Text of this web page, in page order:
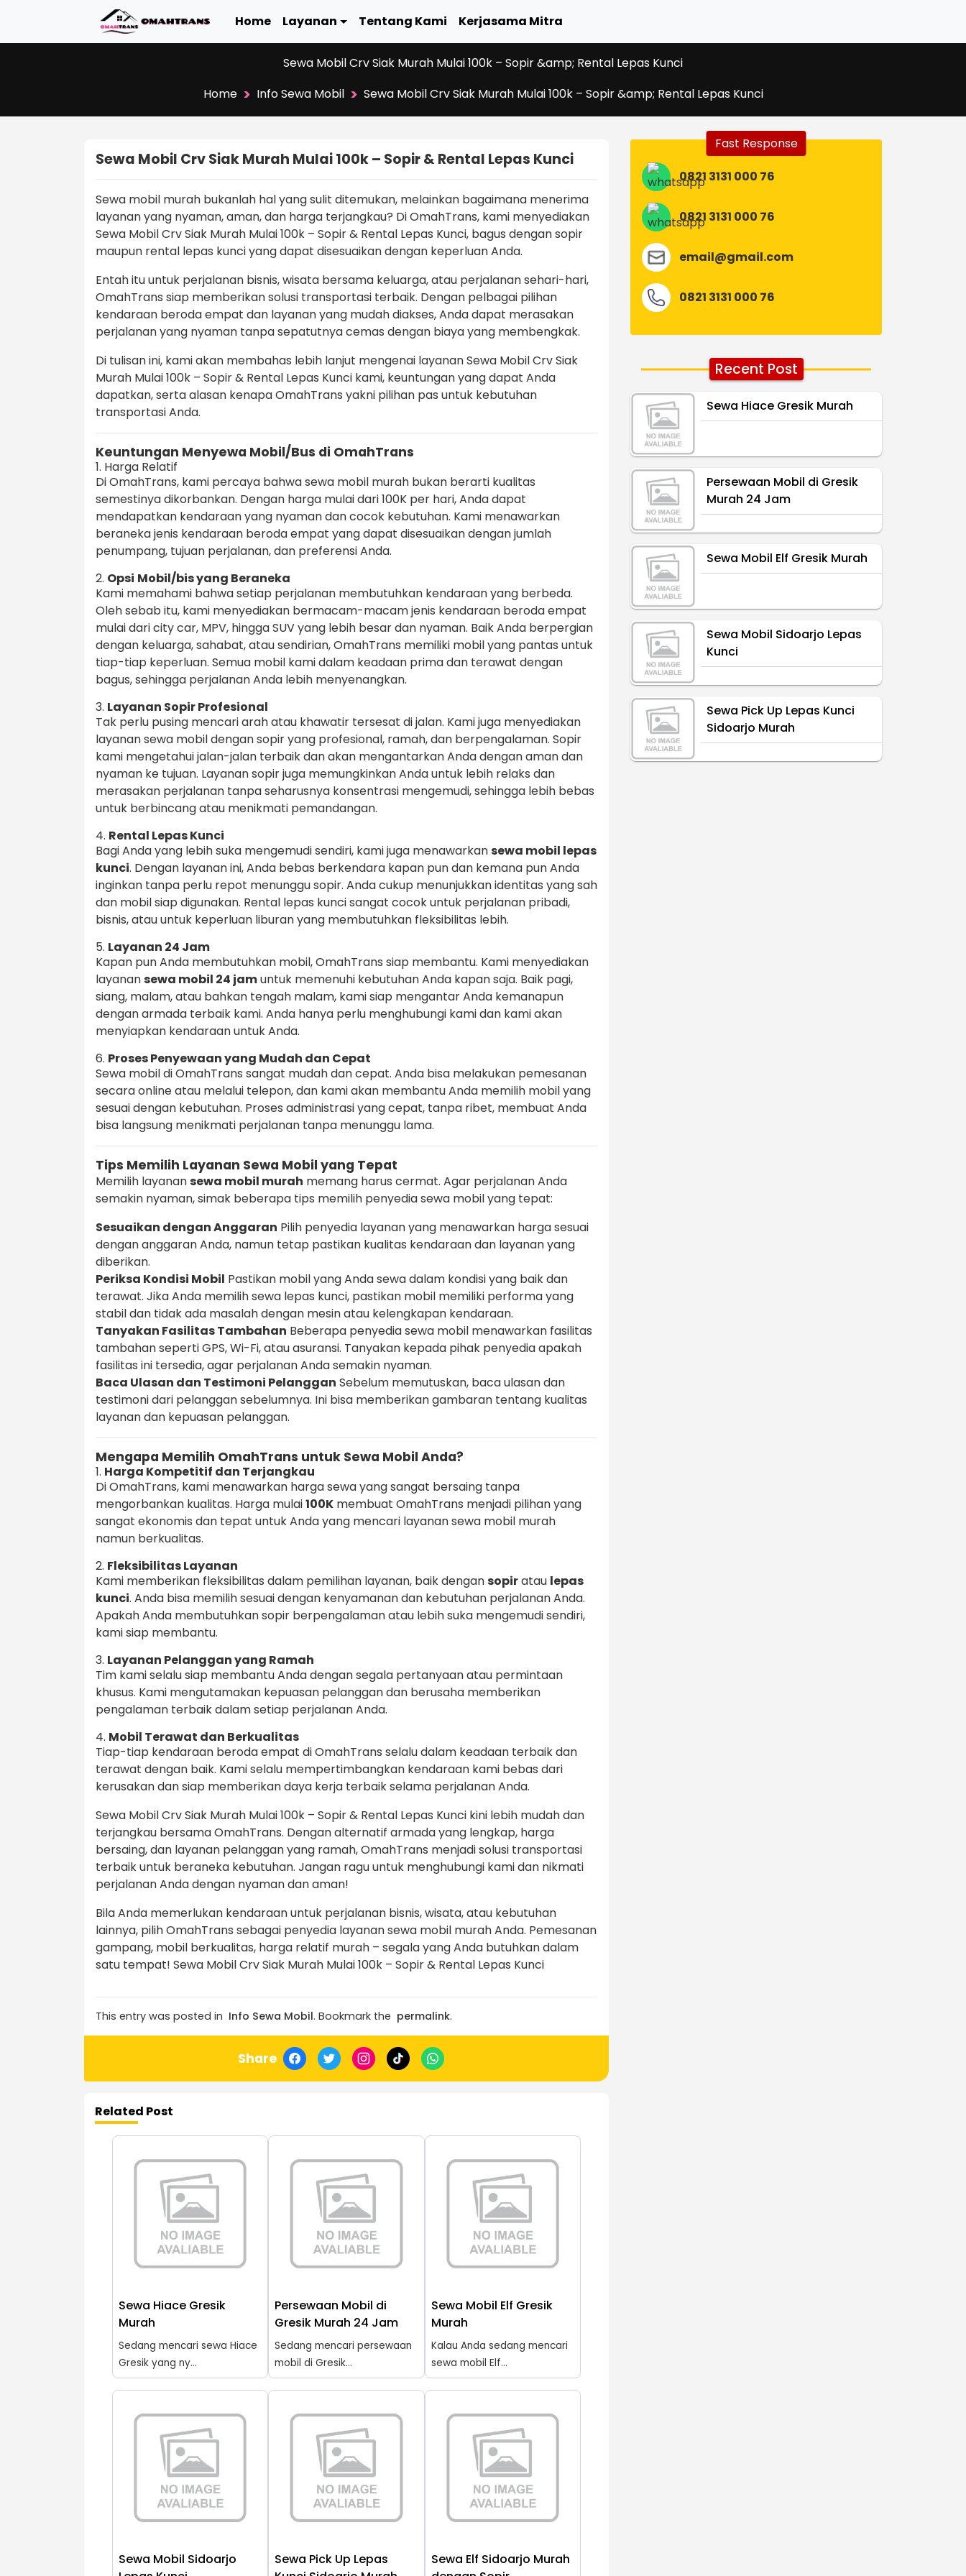
Home Layanan Tentang Kami Kerjasama Mitra
Sewa Mobil Crv Siak Murah Mulai 100k – Sopir &amp; Rental Lepas Kunci
Home > Info Sewa Mobil > Sewa Mobil Crv Siak Murah Mulai 100k – Sopir &amp; Rental Lepas Kunci
Sewa Mobil Crv Siak Murah Mulai 100k – Sopir & Rental Lepas Kunci
Sewa mobil murah bukanlah hal yang sulit ditemukan, melainkan bagaimana menerima
layanan yang nyaman, aman, dan harga terjangkau? Di OmahTrans, kami menyediakan
Sewa Mobil Crv Siak Murah Mulai 100k – Sopir & Rental Lepas Kunci, bagus dengan sopir
maupun rental lepas kunci yang dapat disesuaikan dengan keperluan Anda.
Entah itu untuk perjalanan bisnis, wisata bersama keluarga, atau perjalanan sehari-hari,
OmahTrans siap memberikan solusi transportasi terbaik. Dengan pelbagai pilihan
kendaraan beroda empat dan layanan yang mudah diakses, Anda dapat merasakan
perjalanan yang nyaman tanpa sepatutnya cemas dengan biaya yang membengkak.
Di tulisan ini, kami akan membahas lebih lanjut mengenai layanan Sewa Mobil Crv Siak
Murah Mulai 100k – Sopir & Rental Lepas Kunci kami, keuntungan yang dapat Anda
dapatkan, serta alasan kenapa OmahTrans yakni pilihan pas untuk kebutuhan
transportasi Anda.
Keuntungan Menyewa Mobil/Bus di OmahTrans
1. Harga Relatif
Di OmahTrans, kami percaya bahwa sewa mobil murah bukan berarti kualitas
semestinya dikorbankan. Dengan harga mulai dari 100K per hari, Anda dapat
mendapatkan kendaraan yang nyaman dan cocok kebutuhan. Kami menawarkan
beraneka jenis kendaraan beroda empat yang dapat disesuaikan dengan jumlah
penumpang, tujuan perjalanan, dan preferensi Anda.
2. Opsi Mobil/bis yang Beraneka
Kami memahami bahwa setiap perjalanan membutuhkan kendaraan yang berbeda.
Oleh sebab itu, kami menyediakan bermacam-macam jenis kendaraan beroda empat
mulai dari city car, MPV, hingga SUV yang lebih besar dan nyaman. Baik Anda berpergian
dengan keluarga, sahabat, atau sendirian, OmahTrans memiliki mobil yang pantas untuk
tiap-tiap keperluan. Semua mobil kami dalam keadaan prima dan terawat dengan
bagus, sehingga perjalanan Anda lebih menyenangkan.
3. Layanan Sopir Profesional
Tak perlu pusing mencari arah atau khawatir tersesat di jalan. Kami juga menyediakan
layanan sewa mobil dengan sopir yang profesional, ramah, dan berpengalaman. Sopir
kami mengetahui jalan-jalan terbaik dan akan mengantarkan Anda dengan aman dan
nyaman ke tujuan. Layanan sopir juga memungkinkan Anda untuk lebih relaks dan
merasakan perjalanan tanpa seharusnya konsentrasi mengemudi, sehingga lebih bebas
untuk berbincang atau menikmati pemandangan.
4. Rental Lepas Kunci
Bagi Anda yang lebih suka mengemudi sendiri, kami juga menawarkansewa mobil lepas
kunci. Dengan layanan ini, Anda bebas berkendara kapan pun dan kemana pun Anda
inginkan tanpa perlu repot menunggu sopir. Anda cukup menunjukkan identitas yang sah
dan mobil siap digunakan. Rental lepas kunci sangat cocok untuk perjalanan pribadi,
bisnis, atau untuk keperluan liburan yang membutuhkan fleksibilitas lebih.
5. Layanan 24 Jam
Kapan pun Anda membutuhkan mobil, OmahTrans siap membantu. Kami menyediakan
layanansewa mobil 24 jamuntuk memenuhi kebutuhan Anda kapan saja. Baik pagi,
siang, malam, atau bahkan tengah malam, kami siap mengantar Anda kemanapun
dengan armada terbaik kami. Anda hanya perlu menghubungi kami dan kami akan
menyiapkan kendaraan untuk Anda.
6. Proses Penyewaan yang Mudah dan Cepat
Sewa mobil di OmahTrans sangat mudah dan cepat. Anda bisa melakukan pemesanan
secara online atau melalui telepon, dan kami akan membantu Anda memilih mobil yang
sesuai dengan kebutuhan. Proses administrasi yang cepat, tanpa ribet, membuat Anda
bisa langsung menikmati perjalanan tanpa menunggu lama.
Tips Memilih Layanan Sewa Mobil yang Tepat
Memilih layanansewa mobil murah memang harus cermat. Agar perjalanan Anda
semakin nyaman, simak beberapa tips memilih penyedia sewa mobil yang tepat:
Sesuaikan dengan Anggaran Pilih penyedia layanan yang menawarkan harga sesuai
dengan anggaran Anda, namun tetap pastikan kualitas kendaraan dan layanan yang
diberikan.
Periksa Kondisi Mobil Pastikan mobil yang Anda sewa dalam kondisi yang baik dan
terawat. Jika Anda memilih sewa lepas kunci, pastikan mobil memiliki performa yang
stabil dan tidak ada masalah dengan mesin atau kelengkapan kendaraan.
Tanyakan Fasilitas Tambahan Beberapa penyedia sewa mobil menawarkan fasilitas
tambahan seperti GPS, Wi-Fi, atau asuransi. Tanyakan kepada pihak penyedia apakah
fasilitas ini tersedia, agar perjalanan Anda semakin nyaman.
Baca Ulasan dan Testimoni Pelanggan Sebelum memutuskan, baca ulasan dan
testimoni dari pelanggan sebelumnya. Ini bisa memberikan gambaran tentang kualitas
layanan dan kepuasan pelanggan.
Mengapa Memilih OmahTrans untuk Sewa Mobil Anda?
1. Harga Kompetitif dan Terjangkau
Di OmahTrans, kami menawarkan harga sewa yang sangat bersaing tanpa
mengorbankan kualitas. Harga mulai100K membuat OmahTrans menjadi pilihan yang
sangat ekonomis dan tepat untuk Anda yang mencari layanan sewa mobil murah
namun berkualitas.
2. Fleksibilitas Layanan
Kami memberikan fleksibilitas dalam pemilihan layanan, baik dengansopiratau lepas
kunci. Anda bisa memilih sesuai dengan kenyamanan dan kebutuhan perjalanan Anda.
Apakah Anda membutuhkan sopir berpengalaman atau lebih suka mengemudi sendiri,
kami siap membantu.
3. Layanan Pelanggan yang Ramah
Tim kami selalu siap membantu Anda dengan segala pertanyaan atau permintaan
khusus. Kami mengutamakan kepuasan pelanggan dan berusaha memberikan
pengalaman terbaik dalam setiap perjalanan Anda.
4. Mobil Terawat dan Berkualitas
Tiap-tiap kendaraan beroda empat di OmahTrans selalu dalam keadaan terbaik dan
terawat dengan baik. Kami selalu mempertimbangkan kendaraan kami bebas dari
kerusakan dan siap memberikan daya kerja terbaik selama perjalanan Anda.
Sewa Mobil Crv Siak Murah Mulai 100k – Sopir & Rental Lepas Kunci kini lebih mudah dan
terjangkau bersama OmahTrans. Dengan alternatif armada yang lengkap, harga
bersaing, dan layanan pelanggan yang ramah, OmahTrans menjadi solusi transportasi
terbaik untuk beraneka kebutuhan. Jangan ragu untuk menghubungi kami dan nikmati
perjalanan Anda dengan nyaman dan aman!
Bila Anda memerlukan kendaraan untuk perjalanan bisnis, wisata, atau kebutuhan
lainnya, pilih OmahTrans sebagai penyedia layanan sewa mobil murah Anda. Pemesanan
gampang, mobil berkualitas, harga relatif murah – segala yang Anda butuhkan dalam
satu tempat! Sewa Mobil Crv Siak Murah Mulai 100k – Sopir & Rental Lepas Kunci
This entry was posted in Info Sewa Mobil. Bookmark the permalink.
Share
Related Post
Sewa Hiace Gresik
Murah
Sedang mencari sewa Hiace
Gresik yang ny...
Persewaan Mobil di
Gresik Murah 24 Jam
Sedang mencari persewaan
mobil di Gresik...
Sewa Mobil Elf Gresik
Murah
Kalau Anda sedang mencari
sewa mobil Elf...
Sewa Mobil Sidoarjo
Sewa Pick Up Lepas
Sewa Elf Sidoarjo Murah
Fast Response
0821 3131 000 76
0821 3131 000 76
email@gmail.com
0821 3131 000 76
Recent Post
Sewa Hiace Gresik Murah
Persewaan Mobil di Gresik
Murah 24 Jam
Sewa Mobil Elf Gresik Murah
Sewa Mobil Sidoarjo Lepas
Kunci
Sewa Pick Up Lepas Kunci
Sidoarjo Murah